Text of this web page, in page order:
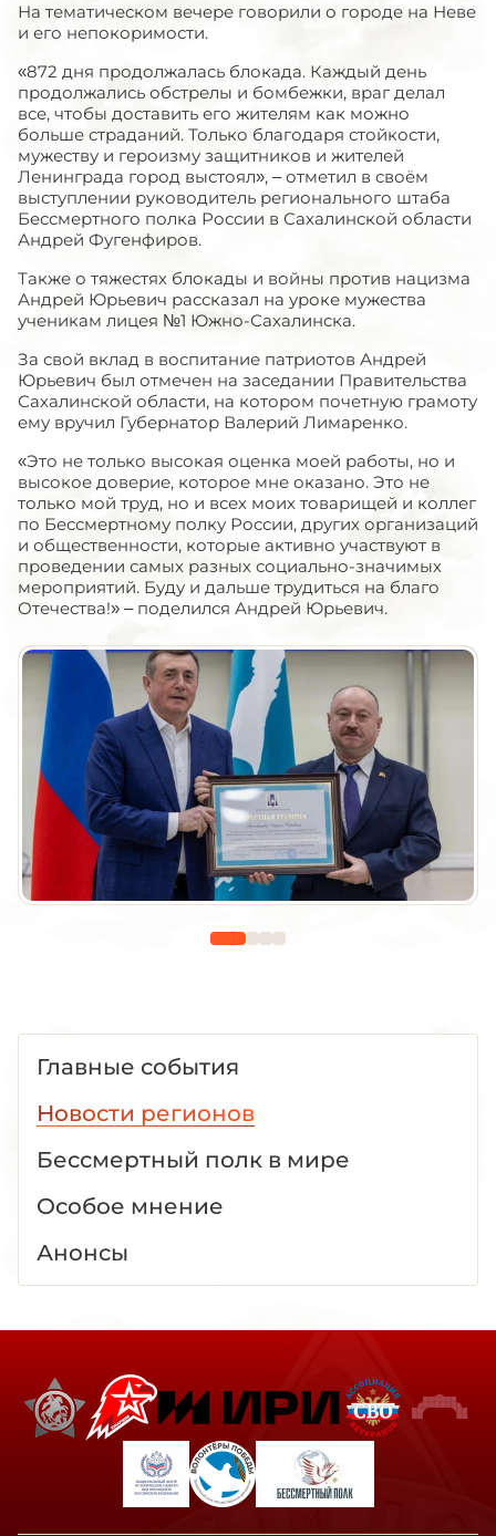
На тематическом вечере говорили о городе на Неве
и его непокоримости.
«872 дня продолжалась блокада. Каждый день
продолжались обстрелы и бомбежки, враг делал
все, чтобы доставить его жителям как можно
больше страданий. Только благодаря стойкости,
мужеству и героизму защитников и жителей
Ленинграда город выстоял», – отметил в своём
выступлении руководитель регионального штаба
Бессмертного полка России в Сахалинской области
Андрей Фугенфиров.
Также о тяжестях блокады и войны против нацизма
Андрей Юрьевич рассказал на уроке мужества
ученикам лицея №1 Южно-Сахалинска.
За свой вклад в воспитание патриотов Андрей
Юрьевич был отмечен на заседании Правительства
Сахалинской области, на котором почетную грамоту
ему вручил Губернатор Валерий Лимаренко.
«Это не только высокая оценка моей работы, но и
высокое доверие, которое мне оказано. Это не
только мой труд, но и всех моих товарищей и коллег
по Бессмертному полку России, других организаций
и общественности, которые активно участвуют в
проведении самых разных социально-значимых
мероприятий. Буду и дальше трудиться на благо
Отечества!» – поделился Андрей Юрьевич.
Главные события
Новости регионов
Бессмертный полк в мире
Особое мнение
Анонсы